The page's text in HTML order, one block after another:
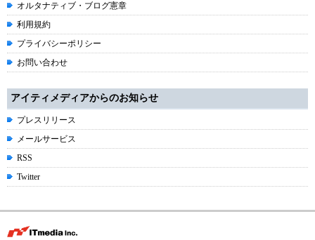
オルタナティブ・ブログ憲章
利用規約
プライバシーポリシー
お問い合わせ
アイティメディアからのお知らせ
プレスリリース
メールサービス
RSS
Twitter